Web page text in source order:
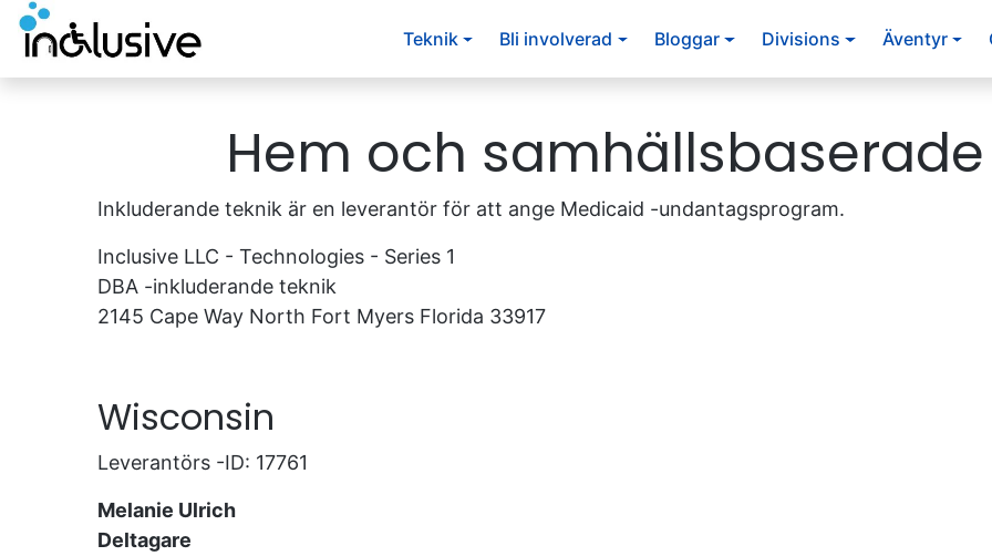
Hoppa till innehåll
Teknik
Bli involverad Bloggar Divisions Äventyr
Hem och
Inkluderande teknik är en leverantör för att ange Medicaid -undantagsprogram.
Inclusive LLC - Technologies - Series 1
DBA -inkluderande teknik
2145 Cape Way North Fort Myers Florida 33917
Wisconsin
Leverantörs -ID: 17761
Melanie Ulrich
Deltagare